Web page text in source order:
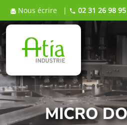
Nous écrire | 02 31 26 98 95
MICRO